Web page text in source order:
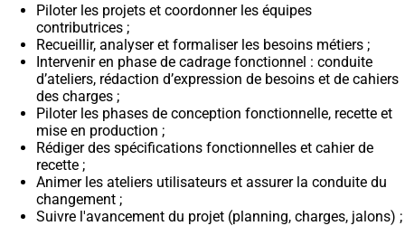
Piloter les projets et coordonner les équipes
contributrices ;
Recueillir, analyser et formaliser les besoins métiers ;
Intervenir en phase de cadrage fonctionnel : conduite
d’ateliers, rédaction d’expression de besoins et de cahiers
des charges ;
Piloter les phases de conception fonctionnelle, recette et
mise en production ;
Rédiger des spécifications fonctionnelles et cahier de
recette ;
Animer les ateliers utilisateurs et assurer la conduite du
changement ;
Suivre l'avancement du projet (planning, charges, jalons) ;